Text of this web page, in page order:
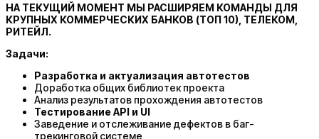
НА ТЕКУЩИЙ МОМЕНТ МЫ РАСШИРЯЕМ КОМАНДЫ ДЛЯ
КРУПНЫХ КОММЕРЧЕСКИХ БАНКОВ (ТОП 10), ТЕЛЕКОМ,
РИТЕЙЛ.
Задачи:
Разработка и актуализация автотестов
Доработка общих библиотек проекта
Анализ результатов прохождения автотестов
Тестирование API и UI
Заведение и отслеживание дефектов в баг-
трекинговой системе